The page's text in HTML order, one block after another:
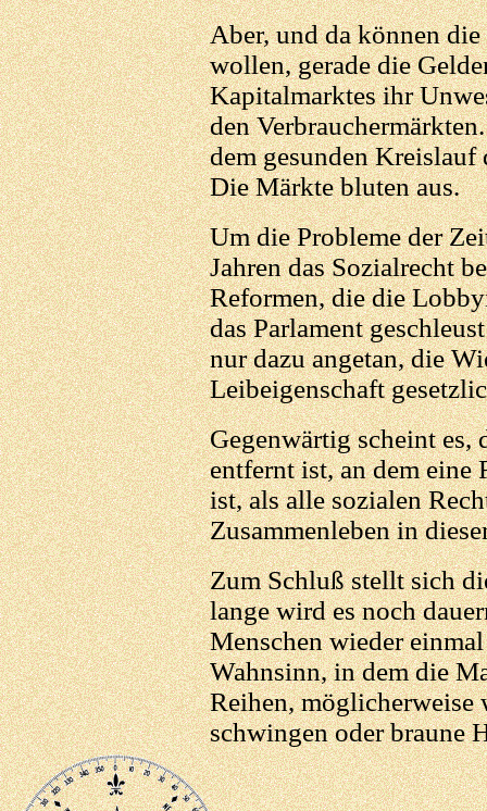
Aber, und da können
wollen, gerade die
Kapitalmarktes ihr
den
dem gesunden Kreislauf
Die Märkte bluten aus.
Um die Probleme der
Jahren das Sozialrecht
Reformen, die die
das Parlament
nur dazu angetan, die
Leibeigenschaft
Gegenwärtig scheint es,
entfernt ist, an dem eine
ist, als alle sozialen
Zusammenleben in
Zum Schluß stellt sich
lange wird es noch
Menschen wieder
Wahnsinn, in dem die
Reihen, möglicherweise
schwingen oder braune